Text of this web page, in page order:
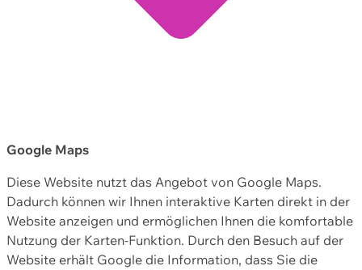
Google Maps
Diese Website nutzt das Angebot von Google Maps.
Dadurch können wir Ihnen interaktive Karten direkt in der
Website anzeigen und ermöglichen Ihnen die komfortable
Nutzung der Karten-Funktion. Durch den Besuch auf der
Website erhält Google die Information, dass Sie die